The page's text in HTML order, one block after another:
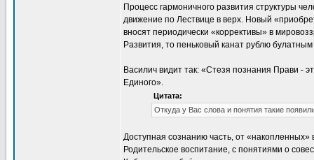
Процесс гармоничного развития структуры
движение по Лествице в верх. Новый
вносят периодически «коррективы» в
Развития, то пеньковый канат рублю
Василич видит так: «Стезя познания Прави -
Единого».
Цитата:
Откуда у Вас слова и понятия такие
Доступная сознанию часть, от
Родительское воспитание, с понятиями о